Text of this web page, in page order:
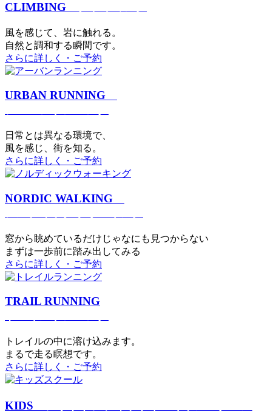
CLIMBING
⾵を感じて、岩に触れる。
⾃然と調和する瞬間です。
さらに詳しく・ご予約
URBAN RUNNING
日常とは異なる環境で、
風を感じ、街を知る。
さらに詳しく・ご予約
NORDIC WALKING
窓から眺めているだけじゃなにも見つからない
まずは一歩前に踏み出してみる
さらに詳しく・ご予約
TRAIL RUNNING
トレイルの中に溶け込みます。
まるで⾛る瞑想です。
さらに詳しく・ご予約
KIDS